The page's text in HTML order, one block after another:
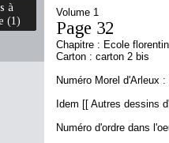
à
(1)
Volume 1
Page 32
Chapitre : Ecole
Carton : carton 2 bis
Numéro Morel d'Arleux :
Idem [[ Autres dessins
Numéro d'ordre dans